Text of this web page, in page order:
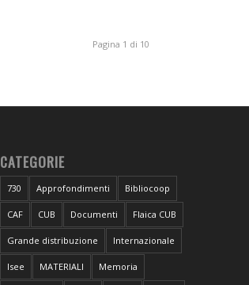
Pagina 1 di 10
CATEGORIE
730 Approfondimenti Bibliocoop
CAF CUB Documenti Flaica CUB
Grande distribuzione Internazionale
Isee MATERIALI Memoria